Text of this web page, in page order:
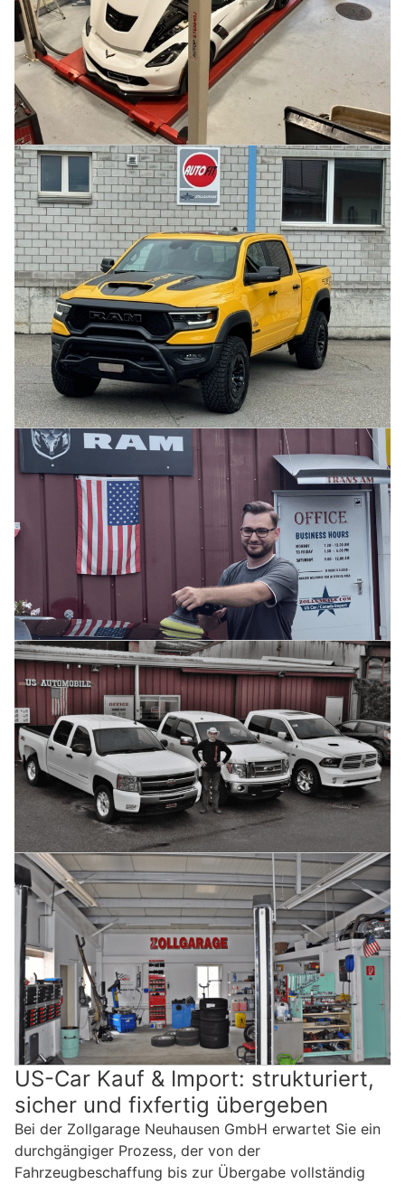
US-Car Kauf & Import: strukturiert,
sicher und fixfertig übergeben
Bei der Zollgarage Neuhausen GmbH erwartet Sie ein
durchgängiger Prozess, der von der
Fahrzeugbeschaffung bis zur Übergabe vollständig